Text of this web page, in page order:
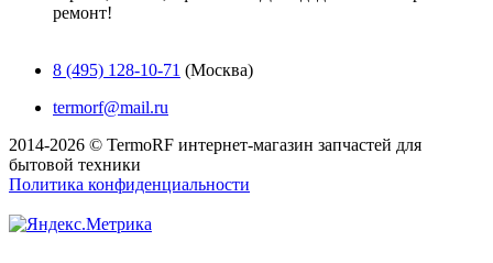
ремонт!
8 (495) 128-10-71 (Москва)
termorf@mail.ru
2014-2026 © TermoRF интернет-магазин запчастей для
бытовой техники
Политика конфиденциальности